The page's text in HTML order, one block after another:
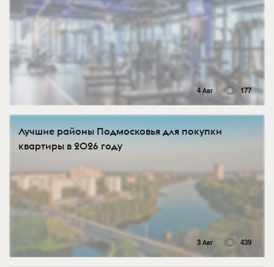
4 Авг 177
Лучшие районы Подмосковья для покупки
квартиры в 2026 году
3 Авг 439